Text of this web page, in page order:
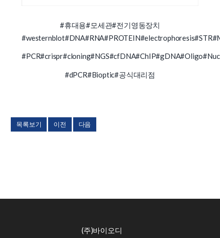
#휴대용#모세관#전기영동장치
#westernblot#DNA#RNA#PROTEIN#electrophoresis#STR
#PCR#crispr#cloning#NGS#cfDNA#ChIP#gDNA#Oligo
#dPCR#Bioptic#공식대리점
목록보기 이전 다음
(주)바이오디